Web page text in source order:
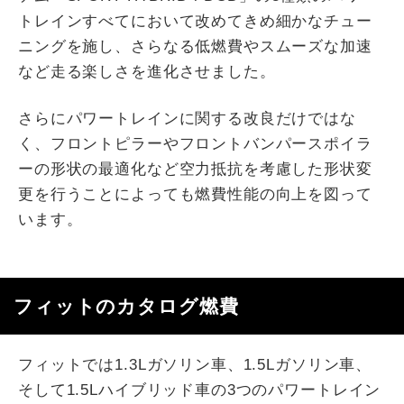
トレインすべてにおいて改めてきめ細かなチュー
ニングを施し、さらなる低燃費やスムーズな加速
など走る楽しさを進化させました。
さらにパワートレインに関する改良だけではな
く、フロントピラーやフロントバンパースポイラ
ーの形状の最適化など空力抵抗を考慮した形状変
更を行うことによっても燃費性能の向上を図って
います。
フィットのカタログ燃費
フィットでは1.3Lガソリン車、1.5Lガソリン車、
そして1.5Lハイブリッド車の3つのパワートレイン